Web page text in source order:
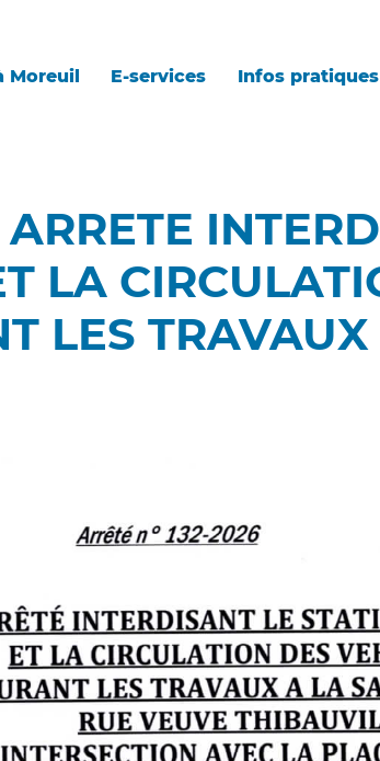
Moreuil E-services Infos pratiques
LA
LES